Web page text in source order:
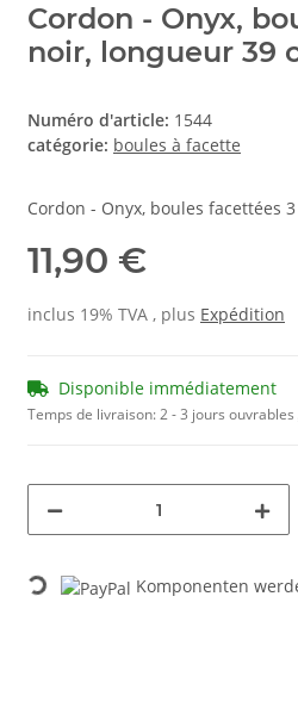
Cordon - Onyx,
noir, longueur 39
Numéro d'article: 1544
catégorie: boules à facette
Cordon - Onyx, boules facettées
11,90 €
inclus 19% TVA , plus Expédition
Disponible immédiatement
Temps de livraison:2 - 3 jours ouvrables
Loading... Komponenten